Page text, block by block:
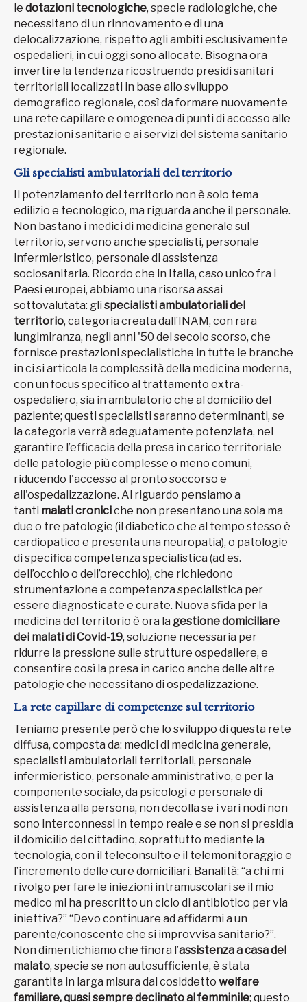
le dotazioni tecnologiche, specie radiologiche, che
necessitano di un rinnovamento e di una
delocalizzazione, rispetto agli ambiti esclusivamente
ospedalieri, in cui oggi sono allocate. Bisogna ora
invertire la tendenza ricostruendo presidi sanitari
territoriali localizzati in base allo sviluppo
demografico regionale, così da formare nuovamente
una rete capillare e omogenea di punti di accesso alle
prestazioni sanitarie e ai servizi del sistema sanitario
regionale.
Gli specialisti ambulatoriali del territorio
Il potenziamento del territorio non è solo tema
edilizio e tecnologico, ma riguarda anche il personale.
Non bastano i medici di medicina generale sul
territorio, servono anche specialisti, personale
infermieristico, personale di assistenza
sociosanitaria. Ricordo che in Italia, caso unico fra i
Paesi europei, abbiamo una risorsa assai
sottovalutata: gli specialisti ambulatoriali del
territorio, categoria creata dall’INAM, con rara
lungimiranza, negli anni '50 del secolo scorso, che
fornisce prestazioni specialistiche in tutte le branche
in ci si articola la complessità della medicina moderna,
con un focus specifico al trattamento extra-
ospedaliero, sia in ambulatorio che al domicilio del
paziente; questi specialisti saranno determinanti, se
la categoria verrà adeguatamente potenziata, nel
garantire l’efficacia della presa in carico territoriale
delle patologie più complesse o meno comuni,
riducendo l'accesso al pronto soccorso e
all'ospedalizzazione. Al riguardo pensiamo a
tanti malati croniciche non presentano una sola ma
due o tre patologie (il diabetico che al tempo stesso è
cardiopatico e presenta una neuropatia), o patologie
di specifica competenza specialistica (ad es.
dell’occhio o dell’orecchio), che richiedono
strumentazione e competenza specialistica per
essere diagnosticate e curate. Nuova sfida per la
medicina del territorio è ora la gestione domiciliare
dei malati di Covid-19, soluzione necessaria per
ridurre la pressione sulle strutture ospedaliere, e
consentire così la presa in carico anche delle altre
patologie che necessitano di ospedalizzazione.
La rete capillare di competenze sul territorio
Teniamo presente però che lo sviluppo di questa rete
diffusa, composta da: medici di medicina generale,
specialisti ambulatoriali territoriali, personale
infermieristico, personale amministrativo, e per la
componente sociale, da psicologi e personale di
assistenza alla persona, non decolla se i vari nodi non
sono interconnessi in tempo reale e se non si presidia
il domicilio del cittadino, soprattutto mediante la
tecnologia, con il teleconsulto e il telemonitoraggio e
l’incremento delle cure domiciliari. Banalità: “a chi mi
rivolgo per fare le iniezioni intramuscolari se il mio
medico mi ha prescritto un ciclo di antibiotico per via
iniettiva?” “Devo continuare ad affidarmi a un
parente/conoscente che si improvvisa sanitario?”.
Non dimentichiamo che finora l’assistenza a casa del
malato, specie se non autosufficiente, è stata
garantita in larga misura dal cosiddetto welfare
familiare, quasi sempre declinato al femminile; questo